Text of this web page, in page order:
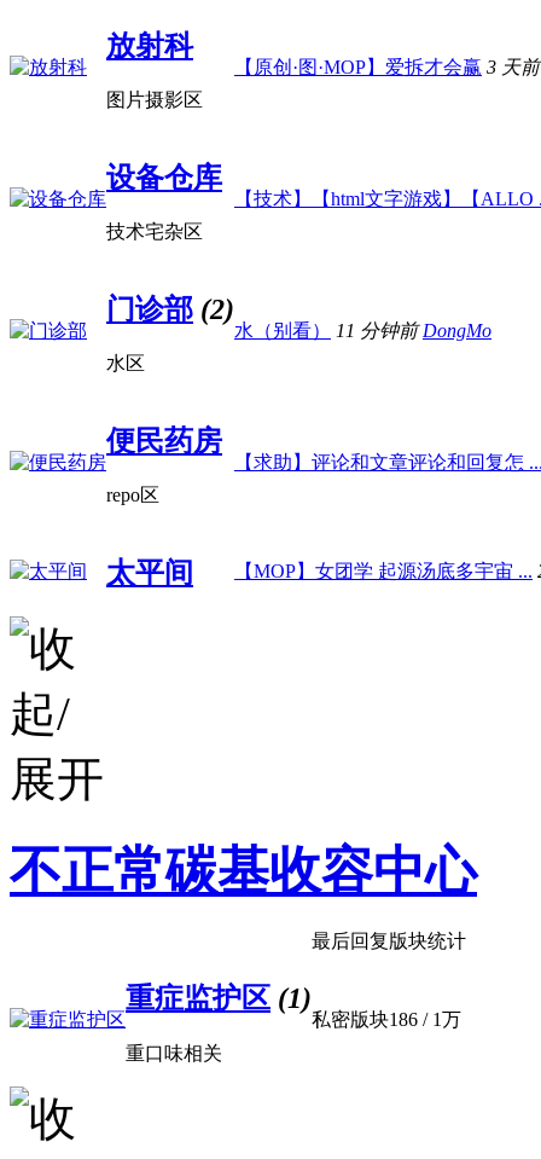
放射科
图片摄影区
【原创·图·MOP】爱拆才会赢 3 天前
设备仓库
技术宅杂区
【技术】【html文字游戏】【ALLO
门诊部 (2)
水区
水（别看） 11 分钟前 DongMo
便民药房
repo区
【求助】评论和文章评论和回复怎
太平间 【MOP】女团学 起源汤底多宇宙 ...
不正常碳基收容中心
最后回复版块统计
重症监护区 (1)
重口味相关
私密版块186 / 1万